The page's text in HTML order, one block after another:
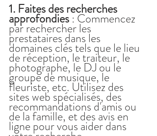
1. Faites des recherches
approfondies : Commencez
par rechercher les
prestataires dans les
domaines clés tels que le lieu
de réception, le traiteur, le
photographe, le DJ ou le
groupe de musique, le
fleuriste, etc. Utilisez des
sites web spécialisés, des
recommandations d'amis ou
de la famille, et des avis en
ligne pour vous aider dans